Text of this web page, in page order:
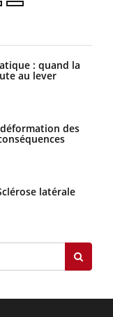
: quand la
au lever
des
latérale